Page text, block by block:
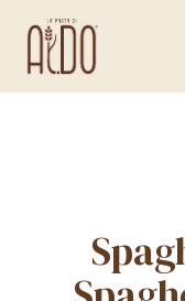
main
Carrello